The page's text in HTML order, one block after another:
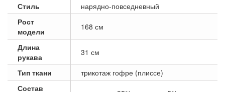
Стиль
нарядно-повседневный
Рост
модели
168 см
Длина
рукава
31 см
Тип ткани
трикотаж гофре (плиссе)
Состав